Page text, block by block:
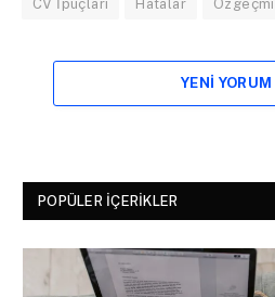
CV İpuçları Hatalar
YENI YORUM
POPÜLER İÇERIKLER